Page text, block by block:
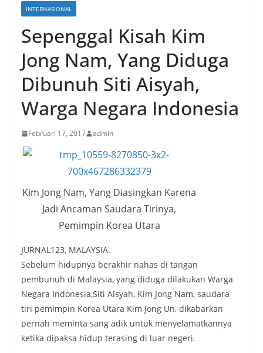
INTERNASIONAL
Sepenggal Kisah Kim
Jong Nam, Yang Diduga
Dibunuh Siti Aisyah,
Warga Negara Indonesia
Februari 17, 2017 admin
Kim Jong Nam, Yang Diasingkan Karena
Jadi Ancaman Saudara Tirinya,
Pemimpin Korea Utara
JURNAL123, MALAYSIA.
Sebelum hidupnya berakhir nahas di tangan
pembunuh di Malaysia, yang diduga dilakukan Warga
Negara Indonesia,Siti Aisyah, Kim Jong Nam, saudara
tiri pemimpin Korea Utara Kim Jong Un, dikabarkan
pernah meminta sang adik untuk menyelamatkannya
ketika dipaksa hidup terasing di luar negeri.